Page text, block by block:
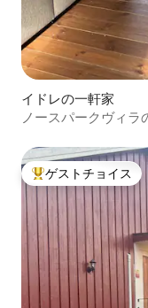
イドレの一軒家
ノースパークヴィラ
大好評のゲストチョ
ゲストチョイス